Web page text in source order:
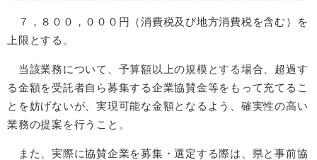
７，８００，０００円（消費税及び地方消費税を含む）を
上限とする。
当該業務について、予算額以上の規模とする場合、超過す
る金額を受託者自ら募集する企業協賛金等をもって充てるこ
とを妨げないが、実現可能な金額となるよう、確実性の高い
業務の提案を行うこと。
また、実際に協賛企業を募集・選定する際は、県と事前協